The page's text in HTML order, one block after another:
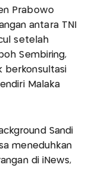
Prabowo
antara TNI
setelah
Sembiring,
berkonsultasi
Malaka
Sandi
meneduhkan
di iNews,